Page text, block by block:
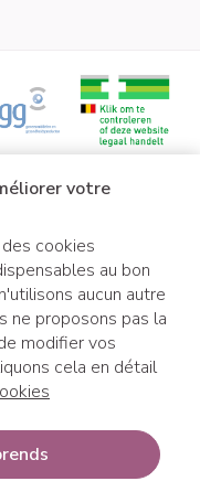
votre
cookies
au bon
aucun autre
ne proposons pas la
modifier vos
cela en détail
votre
co
ext